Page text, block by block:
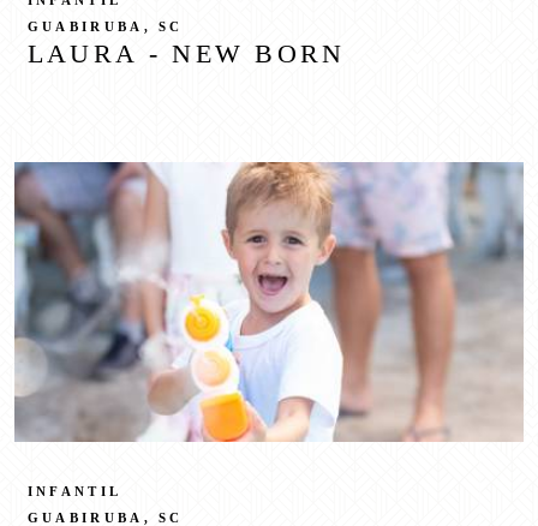
LAURA - NEW BORN
GUABIRUBA, SC
INFANTIL
GUABIRUBA, SC